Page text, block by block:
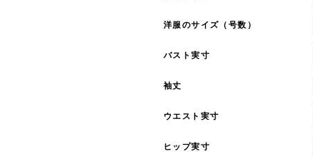
洋服のサイズ（号数）
バスト実寸
袖丈
ウエスト実寸
ヒップ実寸